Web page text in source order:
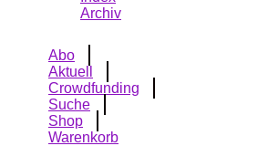
Archiv
Abo
Aktuell
Crowdfunding
Suche
Shop
Warenkorb